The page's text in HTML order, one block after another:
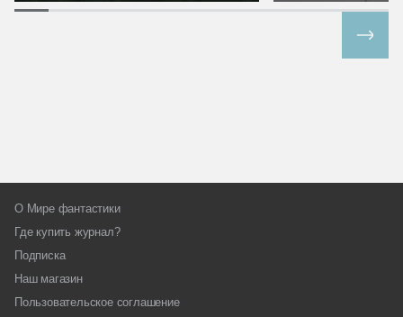
О Мире фантастики
Где купить журнал?
Подписка
Наш магазин
Пользовательское соглашение